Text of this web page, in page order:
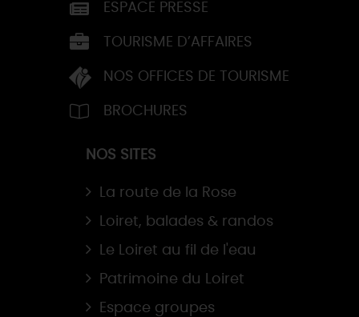
ESPACE PRESSE
TOURISME D’AFFAIRES
NOS OFFICES DE TOURISME
BROCHURES
NOS SITES
La route de la Rose
Loiret, balades & randos
Le Loiret au fil de l'eau
Patrimoine du Loiret
Espace groupes